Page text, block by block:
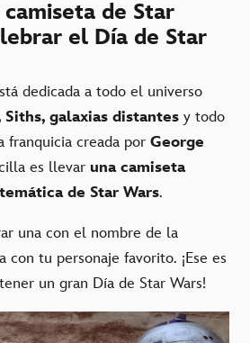
de Star
el Día de Star
dedicada a todo el universo
Siths, galaxias distantes y todo
franquicia creada por George
es llevar una camiseta
de Star Wars.
una con el nombre de la
con tu personaje favorito. ¡Ese es
un gran Día de Star Wars!